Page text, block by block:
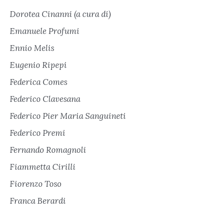
Dorotea Cinanni (a cura di)
Emanuele Profumi
Ennio Melis
Eugenio Ripepi
Federica Comes
Federico Clavesana
Federico Pier Maria Sanguineti
Federico Premi
Fernando Romagnoli
Fiammetta Cirilli
Fiorenzo Toso
Franca Berardi